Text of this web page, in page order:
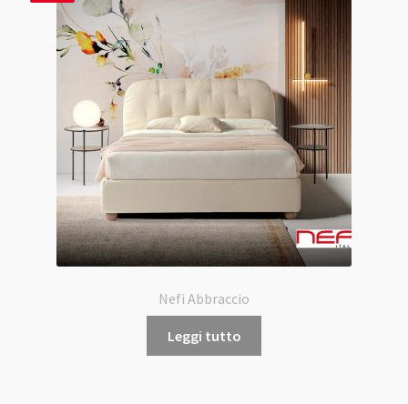
Nefi Abbraccio
Leggi tutto